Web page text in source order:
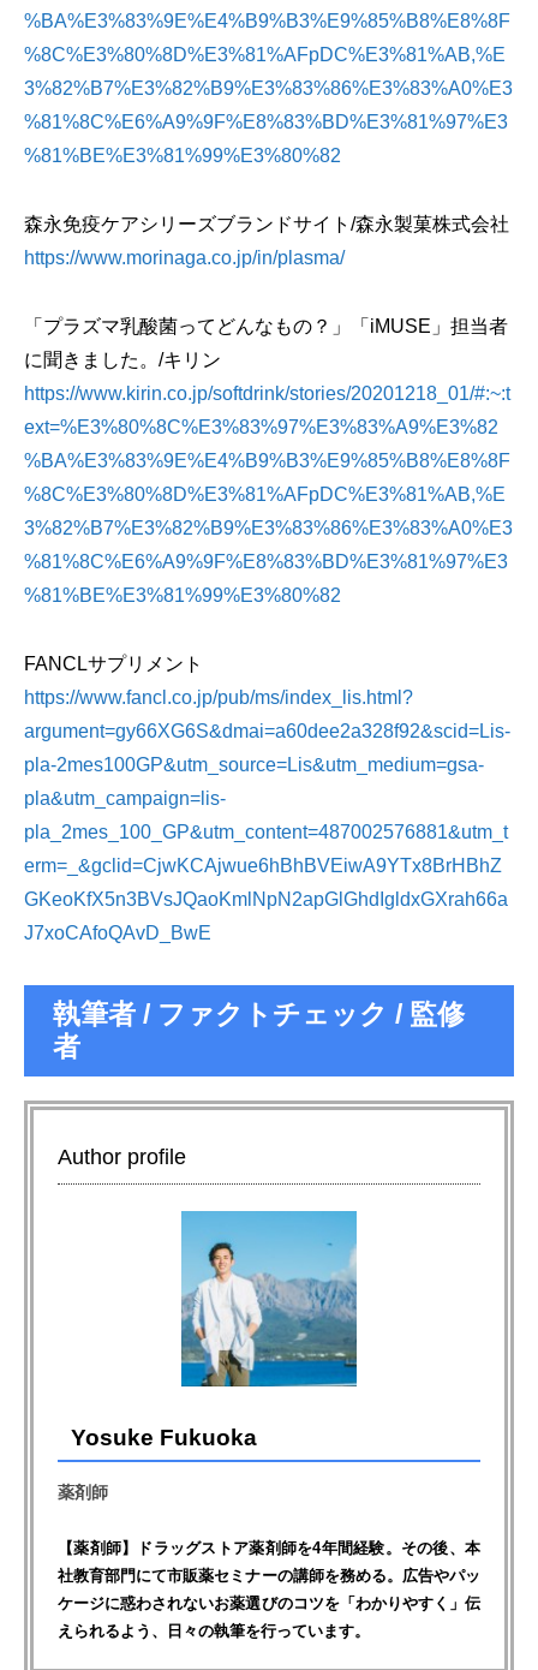
%BA%E3%83%9E%E4%B9%B3%E9%85%B8%E8%8F
%8C%E3%80%8D%E3%81%AFpDC%E3%81%AB,%E
3%82%B7%E3%82%B9%E3%83%86%E3%83%A0%E3
%81%8C%E6%A9%9F%E8%83%BD%E3%81%97%E3
%81%BE%E3%81%99%E3%80%82
森永免疫ケアシリーズブランドサイト/森永製菓株式会社
https://www.morinaga.co.jp/in/plasma/
「プラズマ乳酸菌ってどんなもの？」「iMUSE」担当者
に聞きました。/キリン
https://www.kirin.co.jp/softdrink/stories/20201218_01/#:~:t
ext=%E3%80%8C%E3%83%97%E3%83%A9%E3%82
%BA%E3%83%9E%E4%B9%B3%E9%85%B8%E8%8F
%8C%E3%80%8D%E3%81%AFpDC%E3%81%AB,%E
3%82%B7%E3%82%B9%E3%83%86%E3%83%A0%E3
%81%8C%E6%A9%9F%E8%83%BD%E3%81%97%E3
%81%BE%E3%81%99%E3%80%82
FANCLサプリメント
https://www.fancl.co.jp/pub/ms/index_lis.html?
argument=gy66XG6S&dmai=a60dee2a328f92&scid=Lis-
pla-2mes100GP&utm_source=Lis&utm_medium=gsa-
pla&utm_campaign=lis-
pla_2mes_100_GP&utm_content=487002576881&utm_t
erm=_&gclid=CjwKCAjwue6hBhBVEiwA9YTx8BrHBhZ
GKeoKfX5n3BVsJQaoKmlNpN2apGlGhdIgldxGXrah66a
J7xoCAfoQAvD_BwE
執筆者 / ファクトチェック / 監修
者
Author profile
Yosuke Fukuoka
薬剤師
【薬剤師】ドラッグストア薬剤師を4年間経験。その後、本
社教育部門にて市販薬セミナーの講師を務める。広告やパッ
ケージに惑わされないお薬選びのコツを「わかりやすく」伝
えられるよう、日々の執筆を行っています。